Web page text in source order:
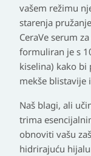
vašem režimu
starenja
CeraVe serum
formuliran je s
kiselina) kako
mekše blistavije
Naš blagi, ali
trima
obnoviti vašu
hidrirajuću